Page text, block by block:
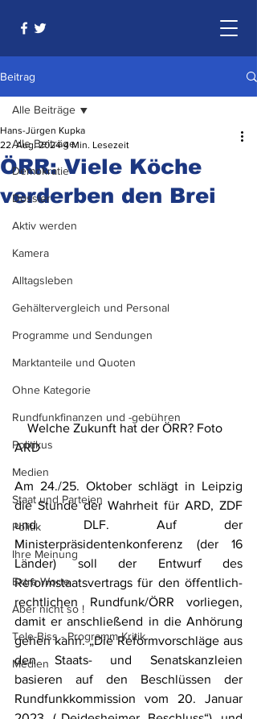
Beitrag
Alle Beiträge
Demokratie
Dossier
Aktiv werden
Kamera
Alltagsleben
Gehältervergleich und Personal
Programme und Sendungen
Marktanteile und Quoten
Ohne Kategorie
Rundfunkfinanzen und -gebühren
Politikus
Medien
Staat und Parteien
Politik
Ihre Meinung
Extra Worte
Aber nicht so !
Tele-Biss - Programm-Kritik
Medien
Alle Beiträge
ÖRR: Viele Köche
verderben den Brei
Hans-Jürgen Kupka
22. Aug. 2024 4 Min. Lesezeit
ARD
Am 24./25. Oktober schlägt in Leipzig
die Stunde der Wahrheit für ARD, ZDF
und DLF. Auf der
Ministerpräsidentenkonferenz (der 16
Länder) soll der Entwurf des
Reformstaatsvertrags für den öffentlich-
rechtlichen Rundfunk/ÖRR vorliegen,
damit er anschließend in die Anhörung
gehen kann. „Die Reformvorschläge aus
den Staats- und Senatskanzleien
basieren auf den Beschlüssen der
Rundfunkkommission vom 20. Januar